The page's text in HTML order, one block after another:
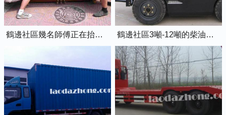
鶴邊社區幾名師傅正在抬鋼琴上樓 鶴邊社區3噸-12噸的柴油叉車出租